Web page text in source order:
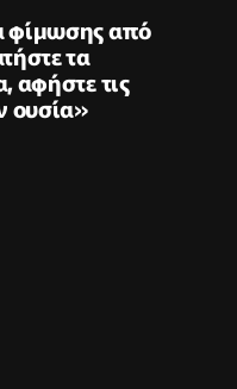
φίμωσης από
τα
αφήστε τις
ουσία»